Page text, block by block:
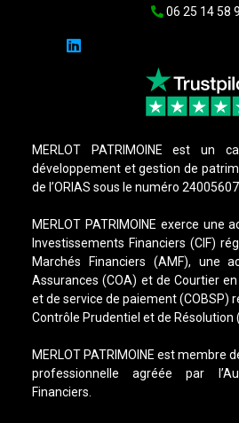
06 25 14 58
MERLOT PATRIMOINE est un
développement et gestion de
de l’ORIAS sous le numéro
MERLOT PATRIMOINE exerce une
Investissements Financiers (CIF)
Marchés Financiers (AMF), une
Assurances (COA) et de Courtier
et de service de paiement (COBSP)
Contrôle Prudentiel et de Résolution
MERLOT PATRIMOINE est membre
professionnelle agréée par
Financiers.